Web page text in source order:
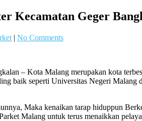
Kecamatan Geger
| No Comments
– Kota Malang merupakan kota
baik seperti Universitas Negeri
Maka kenaikan tarap hiduppun
Malang untuk terus menaikkan